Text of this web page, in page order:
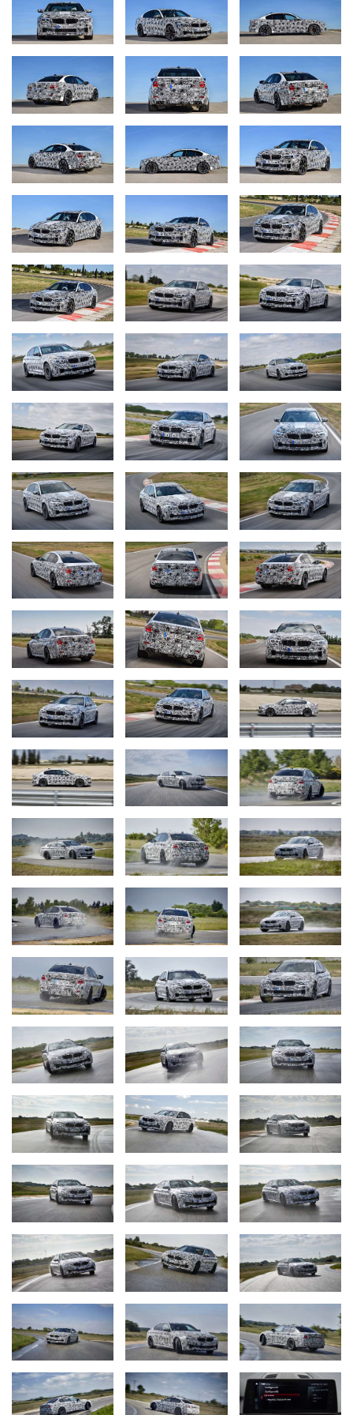
устойчивость», – комментирует Франк Ван Меел,
руководитель подразделения BMW M GmbH.
Особый характер работы системы интеллектуального
полного привода M xDrive выражается в ее подчеркнуто
заднеприводном балансе. Система задействует переднюю
ось только тогда, когда автомобилю требуется
дополнительное тяговое усилие. Даже с учетом выраженной
спортивности и высокой мощности новый BMW M5 с
технологией M xDrive демонстрирует исключительную
предсказуемость и легкость в управлении. Максимальное
удовольствие за рулем еще никогда не было столь
Исходя из индивидуальных предпочтений и условий
эксплуатации автомобиля, водитель может выбрать пять
конфигураций, в основе которых различные сочетания
режимов DSC (DSC on, MDM, DSC off) и интеллектуальной
системы M xDrive (4WD, 4WD Sport, 2WD). Любители
экстремальных поездок смогут принудительно отключить
полный привод и активировать передачу крутящего
момента только на заднюю ось.
Несравненные спортивные качества новинки впечатлили
даже самых опытных пилотов DTM. «Я – большой фанат M5.
поэтому комфорт для меня имеет не последнее значение.
Однако одновременно с этим не хотелось бы отказываться и
от возможности экстремального спортивного вождения.
Благодаря технологии M xDrive новый BMW M5 не только
обладает превосходной динамикой, но и предлагает мне, как
жителю Швейцарии, даже в сложных погодных условиях
ощутимо лучшую тягу и хорошую отзывчивость в
управлении», – объясняет преимущества автомобиля
заводской пилот BMW Тимо Глок.
Идеальное сочетание спортивности и комфорта – 8-
ступенчатая коробка передач M Steptronic с функцией
Drivelogic.
В новом BMW M5 передача тягового усилия осуществляется
с помощью спортивной 8-ступенчатой коробки передач M
Steptronic с функцией Drivelogic. Сближенные передаточные
переключением передач гарантируют мощное ускорение с
любой скорости и одновременно высокую экономичность.
Новая трансмиссия также идеально сочетается с
интеллектуальным полным приводом M xDrive и
усовершенствованным двигателем V8 с двойным
турбонаддувом TwinPower Turbo.
Кроме того, данная трансмиссия обеспечивает плавный
старт и облегчает управление автомобилем во время
движения. Как обычно, в распоряжении водителя три разных
режима работы КПП. При необходимости передачи можно
переключать вручную как при помощи селектора передач,
так и за счет переключателей на рулевом колесе. Новая 8-
ступенчатая КПП M Steptronic является частью
усовершенствованной концепции, призванной сделать BMW
M5 незаменимым помощником на каждый день и устранить
все противоречия между спортивностью и комфортом.
Сверхмощный и максимально экономичный двигатель V8.
Новый BMW M5 комплектуется двигателем V8 объемом 4,4 л
с технологией M TwinPower Turbo последнего поколения.
превосходит предыдущий силовой агрегат по показателям
мощности и крутящего момента. Среди прочих его
особенностей – высокоточный впрыск топлива высокого
давления, новые турбонагнетатели, оптимизированные
системы смазки и охлаждения, а также модифицированная и
облегченная выпускная система, которая делает звук
выхлопа еще более выразительным. Слаженная работа
двигателя в сочетании с системой интеллектуального
полного привода M xDrive и 8ступенчатой коробкой передач
M Steptronic наделяет новый BMW M5 бесподобной
динамикой и поразительной мощностью.
Техника и программное обеспечение в характерном для
BMW M исполнении.
Новая система M xDrive создана на базе интеллектуального
полного привода BMW xDrive и активного дифференциала M.
передавать более высокий крутящий момент. В штатном
режиме работы основной акцент делается на передачу
крутящего момента на заднюю ось. Тяга поступает прежде
всего на задние колеса, а при необходимости система
перераспределяет ее и на передние. Раздаточная коробка в
зависимости от ситуации обеспечивает бесступенчатое и
непрерывное распределение крутящего момента между